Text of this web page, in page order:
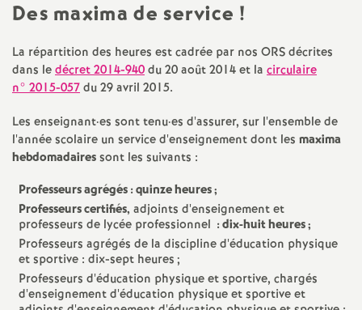
l
d
e
E
n
s
Des maxima de service !
La répartition des heures est cadrée par nos ORS décrites
dans ledécret 2014-940du 20 août 2014 et la circulaire
n° 2015-057du 29 avril 2015.
Les enseignant·es sont tenu·es d'assurer, sur l'ensemble de
l'année scolaire un service d'enseignement dont les maxima
hebdomadairessont les suivants :
Professeurs agrégés : quinze heures;
Professeurs certifiés,adjoints d'enseignement et
professeurs de lycée professionnel : dix-huit heures;
Professeurs agrégés de la discipline d'éducation physique
et sportive : dix-sept heures;
Professeurs d'éducation physique et sportive, chargés
d'enseignement d'éducation physique et sportive et